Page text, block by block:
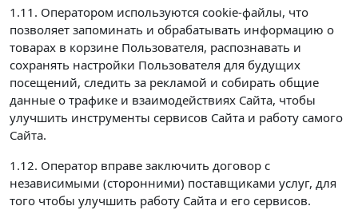
1.11. Оператором используются cookie-файлы, что
позволяет запоминать и обрабатывать информацию о
товарах в корзине Пользователя, распознавать и
сохранять настройки Пользователя для будущих
посещений, следить за рекламой и собирать общие
данные о трафике и взаимодействиях Сайта, чтобы
улучшить инструменты сервисов Сайта и работу самого
Сайта.
1.12. Оператор вправе заключить договор с
независимыми (сторонними) поставщиками услуг, для
того чтобы улучшить работу Сайта и его сервисов.